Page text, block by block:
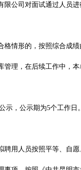
限公司对面试通过人员
情形的，按照综合成绩
管理，在后续工作中，
示，公示期为5个工作日。
聘用人员按照平等、自